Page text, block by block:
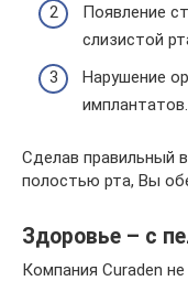
Появление
слизистой
Нарушение
имплантатов.
Сделав правильный
полостью рта, Вы
Здоровье – с
Компания Curaden